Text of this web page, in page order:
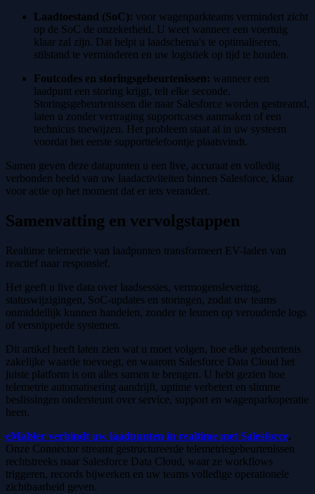
Laadtoestand (SoC): voor wagenparkteams vermindert zicht
op de SoC de onzekerheid. U weet wanneer een voertuig
klaar zal zijn. Dat helpt u laadschema's te optimaliseren,
stilstand te verminderen en uw logistiek op tijd te houden.
Foutcodes en storingsgebeurtenissen: wanneer een
laadpunt een storing krijgt, telt elke seconde.
Storingsgebeurtenissen die naar Salesforce worden gestreamd,
laten u zonder vertraging supportcases aanmaken of een
technicus toewijzen. Het probleem staat al in uw systeem
voordat het eerste supporttelefoontje plaatsvindt.
Samen geven deze datapunten u een live, accuraat en volledig
verbonden beeld van uw laadactiviteiten binnen Salesforce, klaar
voor actie op het moment dat er iets verandert.
Samenvatting en vervolgstappen
Realtime telemetrie van laadpunten transformeert EV-laden van
reactief naar responsief.
Het geeft u live data over laadsessies, vermogenslevering,
statuswijzigingen, SoC-updates en storingen, zodat uw teams
onmiddellijk kunnen handelen, zonder te leunen op verouderde logs
of versnipperde systemen.
Dit artikel heeft laten zien wat u moet volgen, hoe elke gebeurtenis
zakelijke waarde toevoegt, en waarom Salesforce Data Cloud het
juiste platform is om alles samen te brengen. U hebt gezien hoe
telemetrie automatisering aandrijft, uptime verbetert en slimme
beslissingen ondersteunt over service, support en wagenparkoperatie
heen.
eMabler verbindt uw laadpunten in realtime met Salesforce.
Onze Connector streamt gestructureerde telemetriegebeurtenissen
rechtstreeks naar Salesforce Data Cloud, waar ze workflows
triggeren, records bijwerken en uw teams volledige operationele
zichtbaarheid geven.